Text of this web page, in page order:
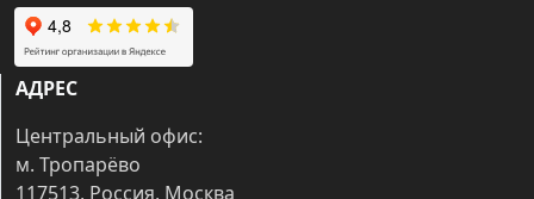
АДРЕС
Центральный офис:
м. Тропарёво
117513, Россия, Москва